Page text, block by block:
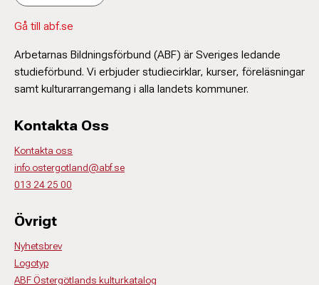
Gå till abf.se
Arbetarnas Bildningsförbund (ABF) är Sveriges ledande
studieförbund. Vi erbjuder studiecirklar, kurser, föreläsningar
samt kulturarrangemang i alla landets kommuner.
Kontakta Oss
Kontakta oss
info.ostergotland@abf.se
013 24 25 00
Övrigt
Nyhetsbrev
Logotyp
ABF Östergötlands kulturkatalog